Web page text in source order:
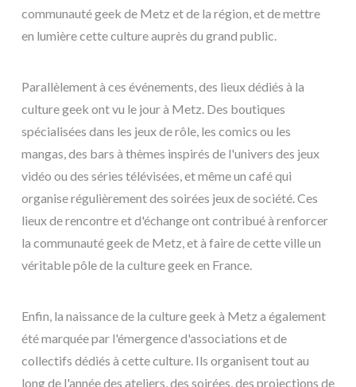
communauté geek de Metz et de la région, et de mettre
en lumière cette culture auprès du grand public.
Parallèlement à ces événements, des lieux dédiés à la
culture geek ont vu le jour à Metz. Des boutiques
spécialisées dans les jeux de rôle, les comics ou les
mangas, des bars à thèmes inspirés de l'univers des jeux
vidéo ou des séries télévisées, et même un café qui
organise régulièrement des soirées jeux de société. Ces
lieux de rencontre et d'échange ont contribué à renforcer
la communauté geek de Metz, et à faire de cette ville un
véritable pôle de la culture geek en France.
Enfin, la naissance de la culture geek à Metz a également
été marquée par l'émergence d'associations et de
collectifs dédiés à cette culture. Ils organisent tout au
long de l'année des ateliers, des soirées, des projections de